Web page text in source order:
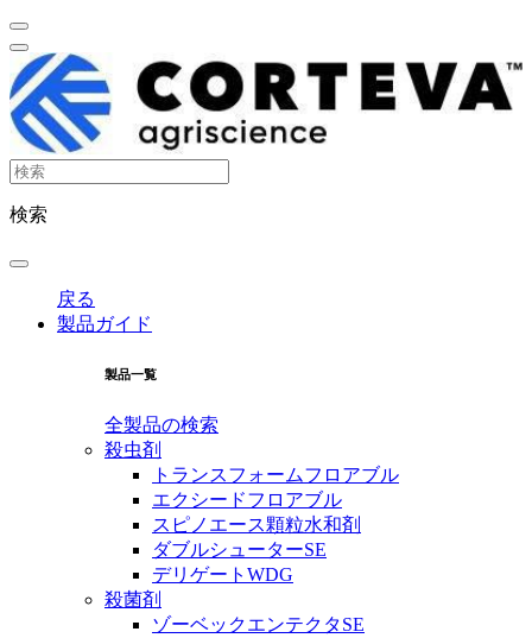
検索
戻る
製品ガイド
製品一覧
全製品の検索
殺虫剤
トランスフォームフロアブル
エクシードフロアブル
スピノエース顆粒水和剤
ダブルシューターSE
デリゲートWDG
殺菌剤
ゾーベックエンテクタSE